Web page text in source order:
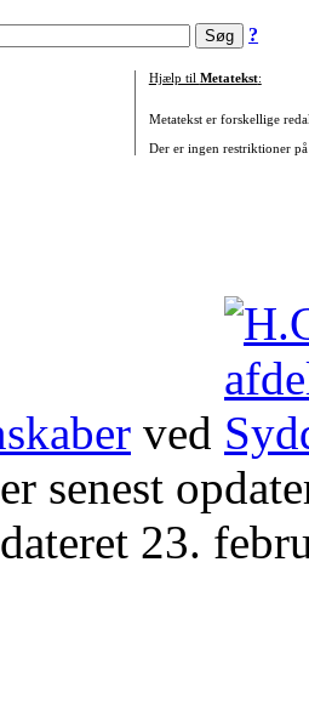
?
Hjælp til Metatekst:
Metatekst er forskellige
Der er ingen restriktioner
ved
senest
23.